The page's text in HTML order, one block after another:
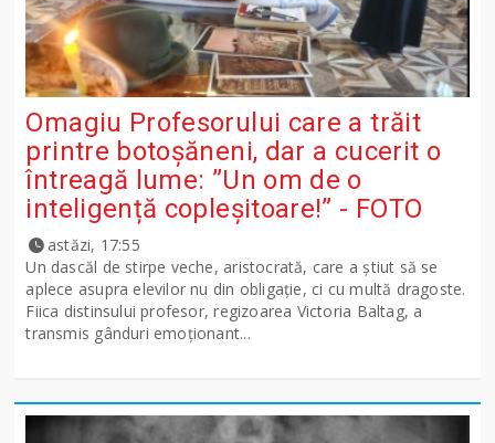
Omagiu Profesorului care a trăit
printre botoșăneni, dar a cucerit o
întreagă lume: ”Un om de o
inteligență copleșitoare!” - FOTO
astăzi, 17:55
Un dascăl de stirpe veche, aristocrată, care a știut să se
aplece asupra elevilor nu din obligație, ci cu multă dragoste.
Fiica distinsului profesor, regizoarea Victoria Baltag, a
transmis gânduri emoționant...